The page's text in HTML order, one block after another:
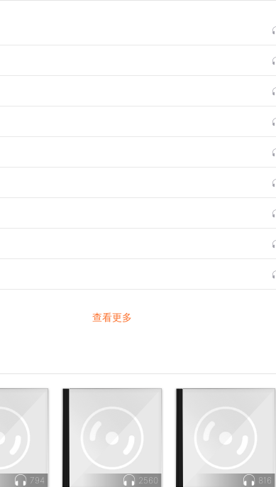
查看更多
794 2560 816